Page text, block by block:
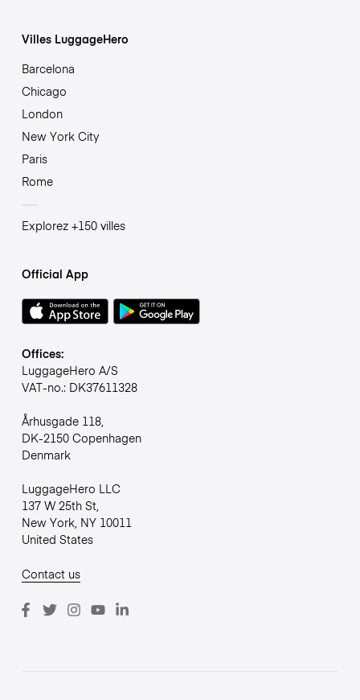
Villes LuggageHero
Barcelona
Chicago
London
New York City
Paris
Rome
Explorez +150 villes
Official App
Offices:
LuggageHero A/S
VAT-no.: DK37611328
Århusgade 118,
DK-2150 Copenhagen
Denmark
LuggageHero LLC
137 W 25th St,
New York, NY 10011
United States
Contact us